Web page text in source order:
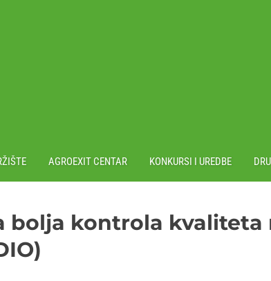
AGROEXIT CENTAR KONKURSI I UREDBE
bolja kontrola kvaliteta